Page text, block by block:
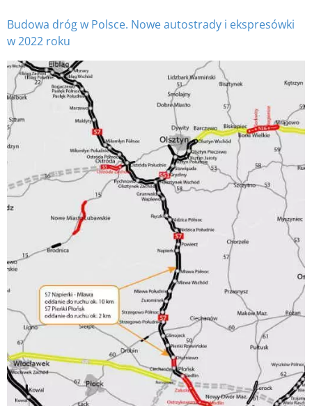
Budowa dróg w Polsce. Nowe autostrady i ekspresówki
w 2022 roku